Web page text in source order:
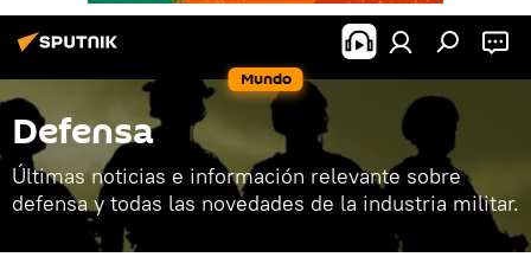
Mundo
Defensa
Últimas noticias e información relevante sobre
defensa y todas las novedades de la industria militar.